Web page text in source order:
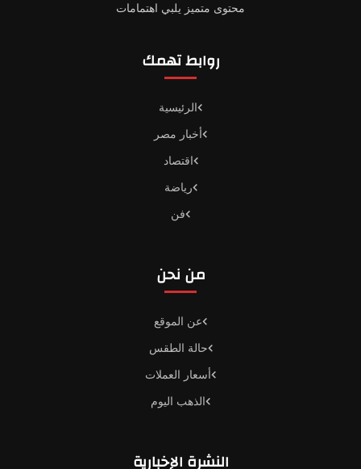
محتوى متميز يلبي اهتمامات
روابط تهمك
الرئيسية
أخبار مصر
اقتصاد
رياضة
فن
من نحن
عن الموقع
حالة الطقس
أسعار العملات
الذهب اليوم
النشرة الإخبارية